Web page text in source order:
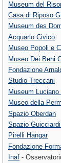
Museum del
Casa di Riposo
Museum des
Acquario Civico
Museo Popoli e
Museo Dei Beni
Fondazione
Studio Treccani
Museum
Museo della
Spazio Oberdan
Spazio
Pirelli Hangar
Fondazione
Inaf -